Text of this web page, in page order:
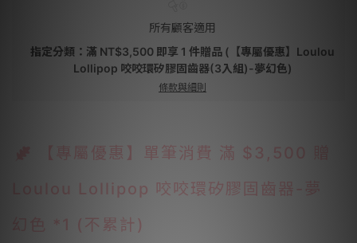
所有顧客適用
指定分類：滿 NT$3,500 即享 1 件贈品 (【專屬優惠】Loulou
Lollipop 咬咬環矽膠固齒器(3入組)-夢幻色)
條款與細則
【專屬優惠】單筆消費 滿 $3,500 贈
Loulou Lollipop 咬咬環矽膠固齒器-夢
幻色 *1 (不累計)